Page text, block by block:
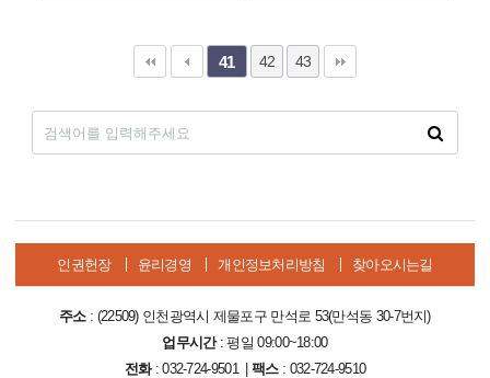
41 42 43
인권헌장 윤리경영 개인정보처리방침 찾아오시는길
주소: (22509) 인천광역시 제물포구 만석로 53(만석동 30-7번지)
업무시간: 평일 09:00~18:00
전화: 032-724-9501 |팩스: 032-724-9510